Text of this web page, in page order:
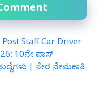
Staff Car Driver
10ನೇ ಪಾಸ್
| ನೇರ ನೇಮಕಾತಿ